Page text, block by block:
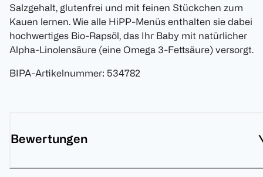
Salzgehalt, glutenfrei und mit feinen Stückchen zum
Kauen lernen. Wie alle HiPP-Menüs enthalten sie dabei
hochwertiges Bio-Rapsöl, das Ihr Baby mit natürlicher
Alpha-Linolensäure (eine Omega 3-Fettsäure) versorgt.
BIPA-Artikelnummer: 534782
Bewertungen